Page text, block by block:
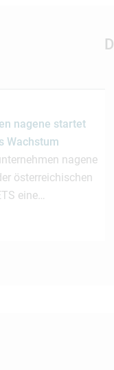
nagene startet
Wachstum
nagene
österreichischen
eine…